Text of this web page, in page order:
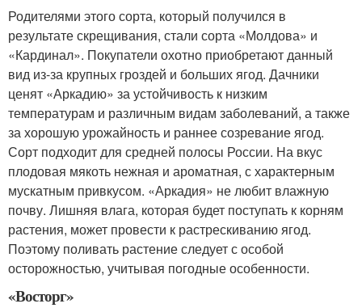
Родителями этого сорта, который получился в
результате скрещивания, стали сорта «Молдова» и
«Кардинал». Покупатели охотно приобретают данный
вид из-за крупных гроздей и больших ягод. Дачники
ценят «Аркадию» за устойчивость к низким
температурам и различным видам заболеваний, а также
за хорошую урожайность и раннее созревание ягод.
Сорт подходит для средней полосы России. На вкус
плодовая мякоть нежная и ароматная, с характерным
мускатным привкусом. «Аркадия» не любит влажную
почву. Лишняя влага, которая будет поступать к корням
растения, может провести к растрескиванию ягод.
Поэтому поливать растение следует с особой
осторожностью, учитывая погодные особенности.
«Восторг»